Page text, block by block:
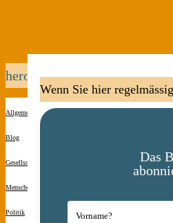
heroin
Allgemein
Blog
Gesellschaft
Menschen(s)kinder
Politik
Wenn Sie hier
Das